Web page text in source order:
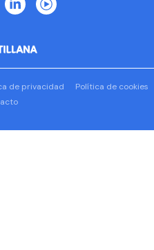
de privacidad
Política de cookies